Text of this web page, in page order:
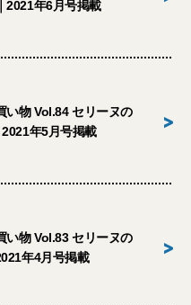
2021年6月号掲載
い物 Vol.84 セリーヌの
年5月号掲載
>
い物 Vol.83 セリーヌの
年4月号掲載
>